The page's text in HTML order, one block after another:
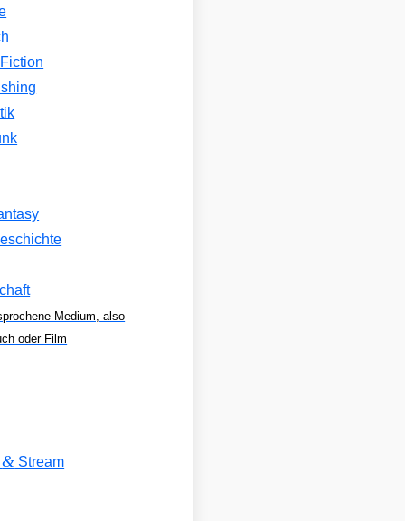
Medium, also
oder Film
& Stream